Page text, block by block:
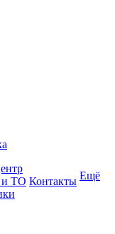
и ТО Контакты Ещё